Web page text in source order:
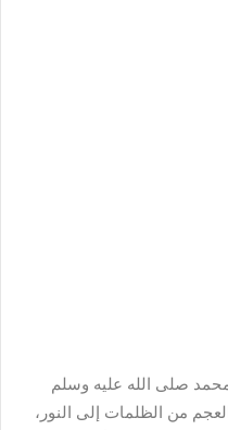
صلى الله عليه وسلم
من الظلمات إلى النور،